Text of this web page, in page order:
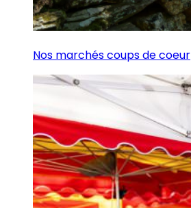
Nos marchés coups de coeur